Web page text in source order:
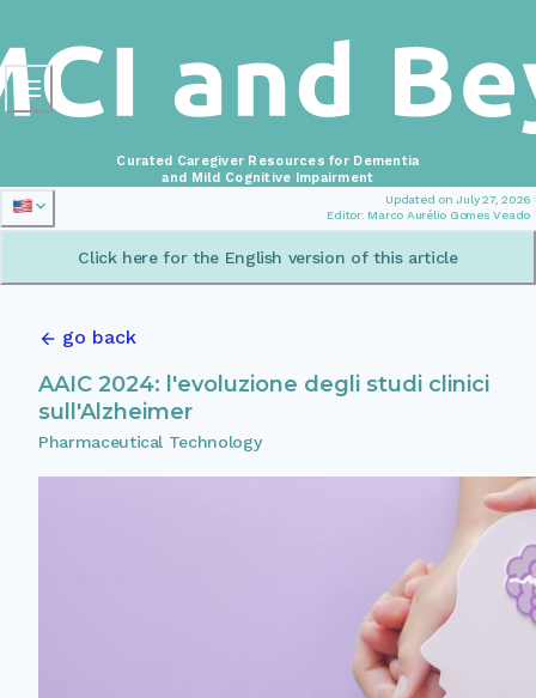
Updated on July 27, 2026
Editor: Marco Aurélio Gomes Veado
Curated Caregiver Resources for Dementia
and Mild Cognitive Impairment
Click here for the English version of this article
go back
AAIC 2024: l'evoluzione degli studi clinici
sull'Alzheimer
Pharmaceutical Technology